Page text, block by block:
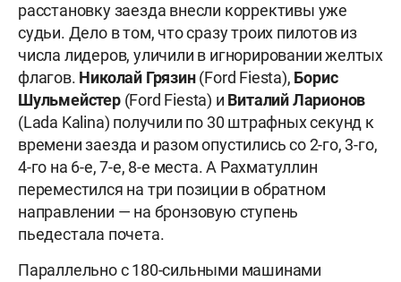
расстановку заезда внесли коррективы уже
судьи. Дело в том, что сразу троих пилотов из
числа лидеров, уличили в игнорировании желтых
флагов. Николай Грязин(Ford Fiesta), Борис
Шульмейстер(Ford Fiesta) и Виталий Ларионов
(Lada Kalina) получили по 30 штрафных секунд к
времени заезда и разом опустились со 2-го, 3-го,
4-го на 6-е, 7-е, 8-е места. А Рахматуллин
переместился на три позиции в обратном
направлении — на бронзовую ступень
пьедестала почета.
Параллельно с 180-сильными машинами